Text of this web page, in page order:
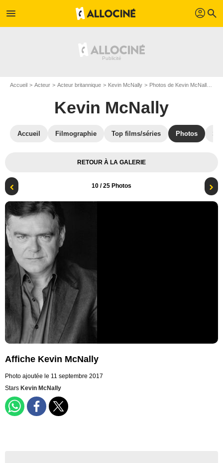
menu profil search
Accueil Acteur Acteur britannique Kevin McNally Photos de Kevin McNally
Kevin McNally
Accueil Filmographie Top films/séries Photos
RETOUR À LA GALERIE
10 / 25 Photos
Affiche Kevin McNally
Photo ajoutée le 11 septembre 2017
Stars Kevin McNally